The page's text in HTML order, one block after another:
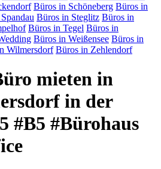
Büros in Schöneberg Büros in
Büros in Steglitz Büros in
Büros in Tegel Büros in
Büros in Weißensee Büros in
Wilmersdorf Büros in Zehlendorf
mieten in
in der
#B5 #Bürohaus